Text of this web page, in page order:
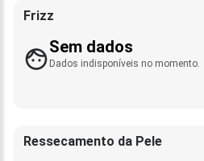
Frizz
Sem dados
Dados indisponíveis no momento.
Ressecamento da Pele